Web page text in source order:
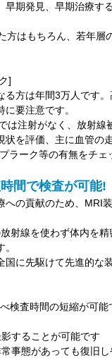
早期発見、早期治療す
方はもちろん、若年層
]
る方は年間3万人です。
要注意です。
は注射がなく、放射線
状を評価、主に血管の
ラーク等の有無をチ
間で検査が可能!
への貢献のため、MRI
射線を使わず体内を精
国に先駆けて先進的な
検査時間の短縮が可
することが可能です
事態があっても復旧